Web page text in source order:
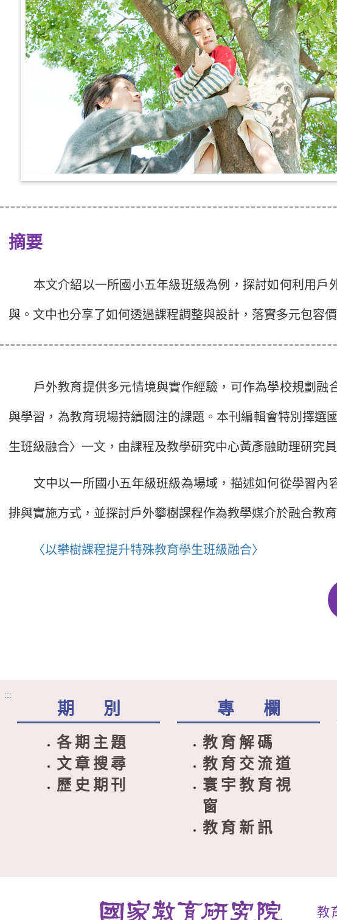
摘要
本文介紹以一所國小五年級班級為例，探討如何利用戶
與。文中也分享了如何透過課程調整與設計，落實多元包容
戶外教育提供多元情境與實作經驗，可作為學校規劃融
與學習，為教育現場持續關注的課題。本刊編輯會特別擇選
生班級融合〉一文，由課程及教學研究中心黃彥融助理研究
文中以一所國小五年級班級為場域，描述如何從學習內
排與實施方式，並探討戶外攀樹課程作為教學媒介於融合教
〈以攀樹課程提升特殊教育學生班級融合〉
:::
期 別
各期主題
文章搜尋
歷史期刊
專 欄
教育解碼
教育交流道
寰宇教育視
窗
教育新訊
教